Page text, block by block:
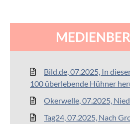
Bild.de, 07.2025, In
100 überlebende Hühner
Okerwelle, 07.2025,
Tag24, 07.2025, Nach